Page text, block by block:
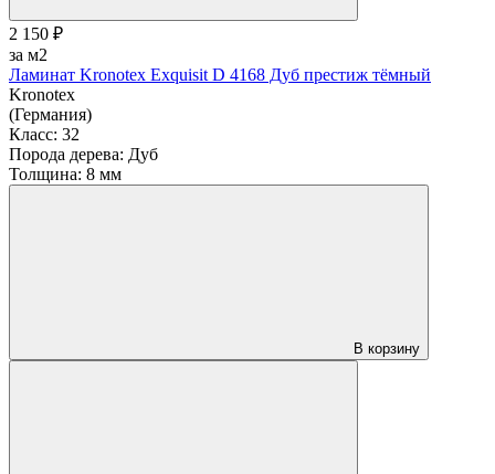
2 150 ₽
за м2
Ламинат Kronotex Exquisit D 4168 Дуб престиж тёмный
Kronotex
(Германия)
Класс: 32
Порода дерева: Дуб
Толщина: 8 мм
В корзину